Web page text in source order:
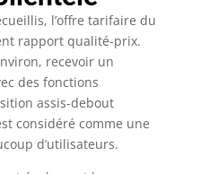
de s'y divertir
ergonomique
en hauteur :
avec une plage de
hauteur de 71 à 117
polyvalent et
Il vous aide
à ne pas passer toute
l’offre tarifaire du
rapport qualité-prix.
recevoir un
des fonctions
assis-debout
considéré comme une
d’utilisateurs.